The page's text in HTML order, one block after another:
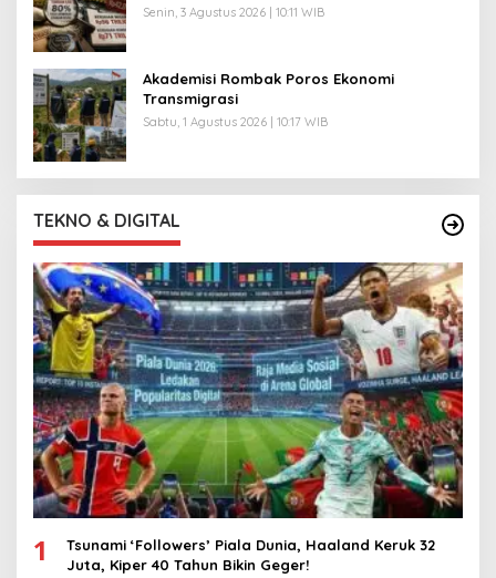
Senin, 3 Agustus 2026 | 10:11 WIB
Akademisi Rombak Poros Ekonomi
Transmigrasi
Sabtu, 1 Agustus 2026 | 10:17 WIB
TEKNO & DIGITAL
1
Tsunami ‘Followers’ Piala Dunia, Haaland Keruk 32
Juta, Kiper 40 Tahun Bikin Geger!